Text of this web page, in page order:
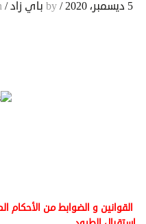
5 ديسمبر، 2020 /
by باي زاد/
in
القوانين و الضوابط من الأحكام